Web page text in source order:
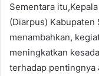
Sementara
(Diarpus) Kabupaten
menambahkan,
meningkatkan
terhadap pentingnya